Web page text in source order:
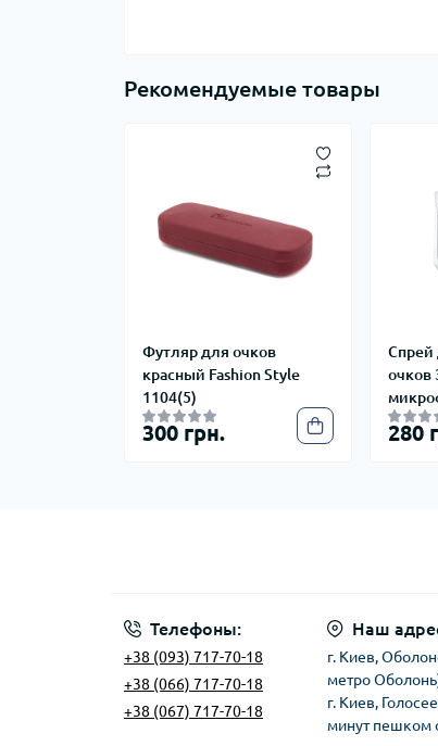
Рекомендуемые товары
Футляр для очков
красный Fashion Style
1104(5)
300 грн.
Спрей
очков
280
Телефоны:
+38 (093) 717-70-18
+38 (066) 717-70-18
+38 (067) 717-70-18
Наш
г. Киев,
метро
г. Киев,
минут пешком